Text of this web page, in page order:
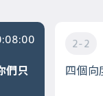
們只
2-2
四個向